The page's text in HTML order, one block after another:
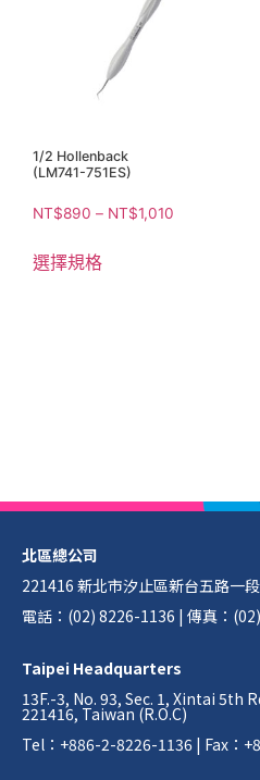
1/2 Hollenback
(LM741-751ES)
NT$890 – NT$1,010
選擇規格
北區總公司
221416 新北市汐止區新台五路一
電話：(02) 8226-1136 | 傳真：
Taipei Headquarters
13F.-3, No. 93, Sec. 1, Xintai 5th
221416, Taiwan (R.O.C)
Tel：+886-2-8226-1136 | Fax：